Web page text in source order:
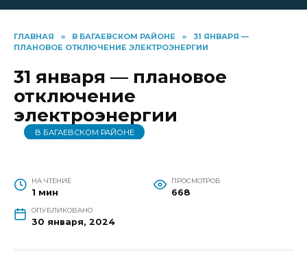
ГЛАВНАЯ » В БАГАЕВСКОМ РАЙОНЕ »
31 ЯНВАРЯ —
ПЛАНОВОЕ ОТКЛЮЧЕНИЕ ЭЛЕКТРОЭНЕРГИИ
31 января — плановое
отключение
электроэнергии
В БАГАЕВСКОМ РАЙОНЕ
НА ЧТЕНИЕ
1 мин
ПРОСМОТРОВ
668
ОПУБЛИКОВАНО
30 января, 2024